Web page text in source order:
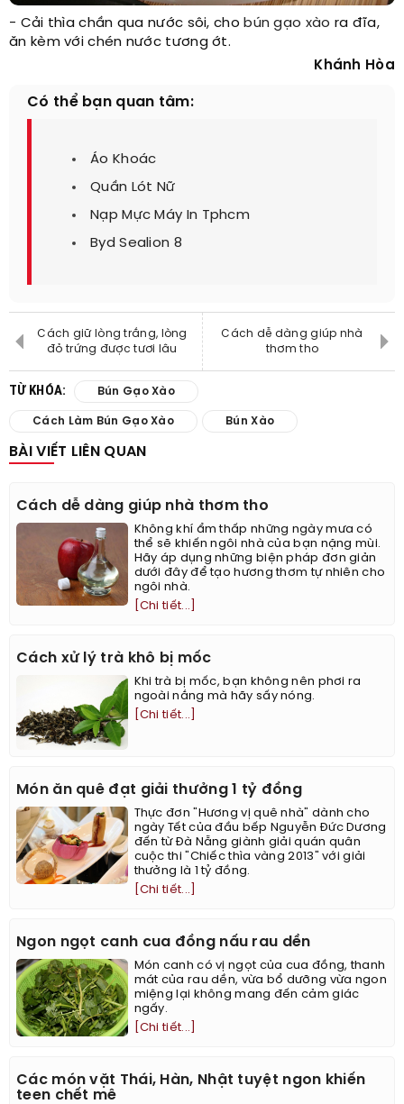
- Cải thìa chần qua nước sôi, chobún gạo xào ra đĩa,
ăn kèm với chén nước tương ớt.
Khánh Hòa
Có thể bạn quan tâm:
Áo Khoác
Quần Lót Nữ
Nạp Mực Máy In Tphcm
Byd Sealion 8
Cách giữ lòng trắng, lòng
đỏ trứng được tươi lâu
Cách dễ dàng giúp nhà
thơm tho
TỪ KHÓA: Bún Gạo Xào
Cách Làm Bún Gạo Xào Bún Xào
BÀI VIẾT LIÊN QUAN
Cách dễ dàng giúp nhà thơm tho
Không khí ẩm thấp những ngày mưa có
thể sẽ khiến ngôi nhà của bạn nặng mùi.
Hãy áp dụng những biện pháp đơn giản
dưới đây để tạo hương thơm tự nhiên cho
ngôi nhà.
[Chi tiết...]
Cách xử lý trà khô bị mốc
Khi trà bị mốc, bạn không nên phơi ra
ngoài nắng mà hãy sấy nóng.
[Chi tiết...]
Món ăn quê đạt giải thưởng 1 tỷ đồng
Thực đơn "Hương vị quê nhà" dành cho
ngày Tết của đầu bếp Nguyễn Đức Dương
đến từ Đà Nẵng giành giải quán quân
cuộc thi "Chiếc thìa vàng 2013" với giải
thưởng là 1 tỷ đồng.
[Chi tiết...]
Ngon ngọt canh cua đồng nấu rau dền
Món canh có vị ngọt của cua đồng, thanh
mát của rau dền, vừa bổ dưỡng vừa ngon
miệng lại không mang đến cảm giác
ngấy.
[Chi tiết...]
Các món vặt Thái, Hàn, Nhật tuyệt ngon khiến
teen chết mê